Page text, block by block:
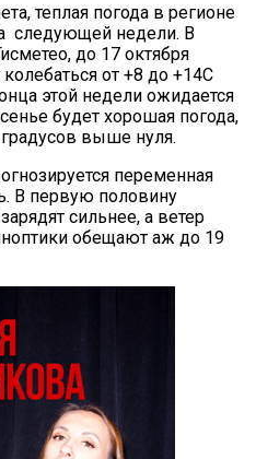
теплая погода в регионе
следующей недели. В
до 17 октября
от +8 до +14С
этой недели ожидается
будет хорошая погода,
выше нуля.
переменная
В первую половину
сильнее, а ветер
обещают аж до 19